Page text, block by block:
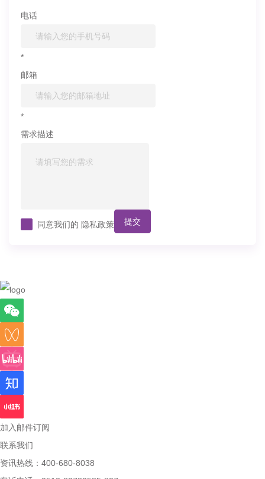
电话
*
邮箱
*
需求描述
同意我们的 隐私政策 提交
加入邮件订阅
联系我们
资讯热线：400-680-8038